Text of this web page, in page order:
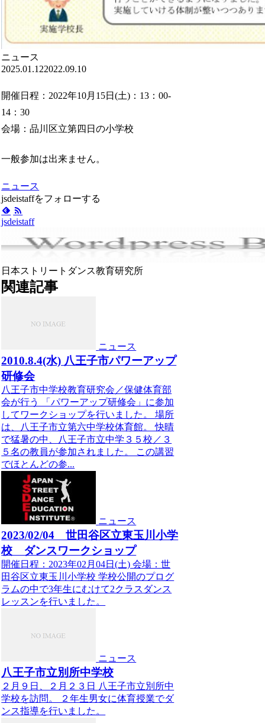
ニュース
2025.01.122022.09.10
開催日程：2022年10月15日(土)：13：00-
14：30
会場：品川区立第四日の小学校
一般参加は出来ません。
ニュース
jsdeistaffをフォローする
jsdeistaff
日本ストリートダンス教育研究所
関連記事
ニュース
2010.8.4(水) 八王子市パワーアップ
研修会
八王子市中学校教育研究会／保健体育部
会が行う 「パワーアップ研修会」に参加
してワークショップを行いました。 場所
は、八王子市立第六中学校体育館。 快晴
で猛暑の中、八王子市立中学３５校／３
５名の教員が参加されました。 この講習
でほとんどの参...
ニュース
2023/02/04 世田谷区立東玉川小学
校 ダンスワークショップ
開催日程：2023年02月04日(土) 会場：世
田谷区立東玉川小学校 学校公開のプログ
ラムの中で3年生にむけて2クラスダンス
レッスンを行いました。
ニュース
八王子市立別所中学校
２月９日、２月２３日 八王子市立別所中
学校を訪問。 ２年生男女に体育授業でダ
ンス指導を行いました。